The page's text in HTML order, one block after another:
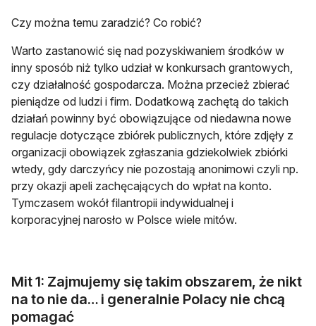
Czy można temu zaradzić? Co robić?
Warto zastanowić się nad pozyskiwaniem środków w
inny sposób niż tylko udział w konkursach grantowych,
czy działalność gospodarcza. Można przecież zbierać
pieniądze od ludzi i firm. Dodatkową zachętą do takich
działań powinny być obowiązujące od niedawna nowe
regulacje dotyczące zbiórek publicznych, które zdjęły z
organizacji obowiązek zgłaszania gdziekolwiek zbiórki
wtedy, gdy darczyńcy nie pozostają anonimowi czyli np.
przy okazji apeli zachęcających do wpłat na konto.
Tymczasem wokół filantropii indywidualnej i
korporacyjnej narosło w Polsce wiele mitów.
Mit 1: Zajmujemy się takim obszarem, że nikt
na to nie da… i generalnie Polacy nie chcą
pomagać